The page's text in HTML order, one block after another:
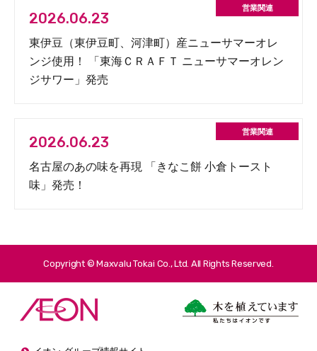
2026.06.23
東伊豆（東伊豆町、河津町）産ニューサマーオレ
ンジ使用！ 「東海ＣＲＡＦＴ ニューサマーオレン
ジサワー」発売
2026.06.23
名古屋のあの味を再現 「きなこ餅 小倉トースト
味」発売！
Copyright © Maxvalu Tokai Co., Ltd. All Rights Reserved.